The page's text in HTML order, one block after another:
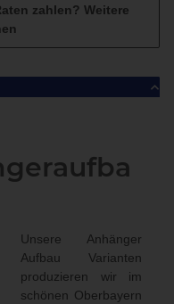
zahlen? Weitere
Unsere Anhänger
Aufbau Varianten
produzieren wir im
schönen Oberbayern